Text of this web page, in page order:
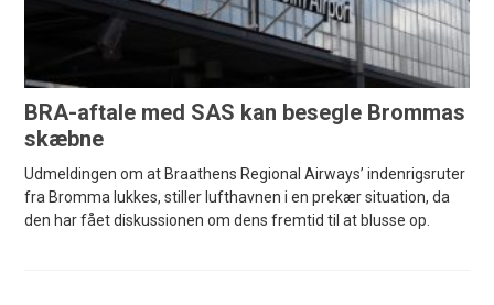
BRA-aftale med SAS kan besegle Brommas
skæbne
Udmeldingen om at Braathens Regional Airways’ indenrigsruter
fra Bromma lukkes, stiller lufthavnen i en prekær situation, da
den har fået diskussionen om dens fremtid til at blusse op.